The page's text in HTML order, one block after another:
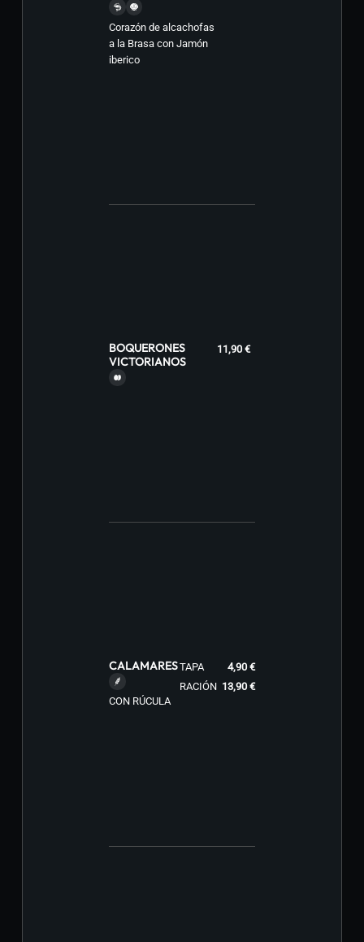
Corazón de alcachofas
a la Brasa con Jamón
iberico
BOQUERONES
VICTORIANOS
11,90 €
CALAMARES
CON RÚCULA
TAPA
4,90 €
RACIÓN 13,90 €